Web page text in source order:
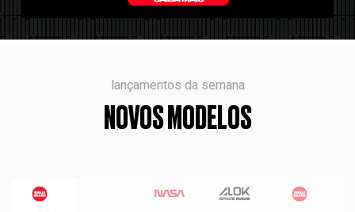
lançamentos da semana
NOVOS MODELOS